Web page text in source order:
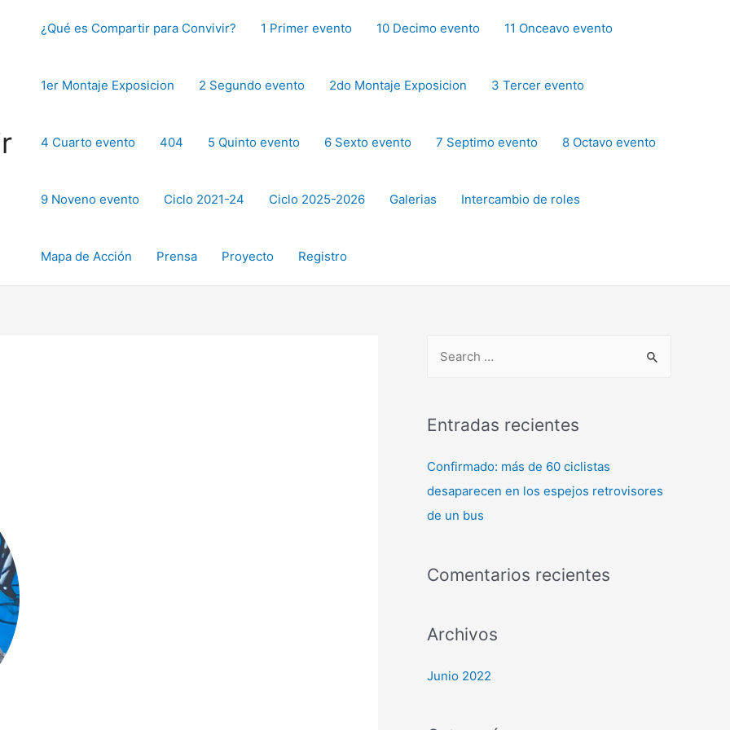
¿Qué es Compartir para Convivir? 1 Primer evento 10 Decimo evento 11 Onceavo evento
1er Montaje Exposicion 2 Segundo evento 2do Montaje Exposicion 3 Tercer evento
4 Cuarto evento 404 5 Quinto evento 6 Sexto evento 7 Septimo evento 8 Octavo evento
9 Noveno evento Ciclo 2021-24 Ciclo 2025-2026 Galerias Intercambio de roles
Mapa de Acción Prensa Proyecto Registro
Entradas recientes
Confirmado: más de 60 ciclistas
desaparecen en los espejos retrovisores
de un bus
Comentarios recientes
Archivos
Junio 2022